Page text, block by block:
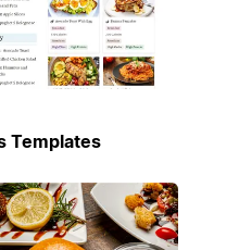
Templates